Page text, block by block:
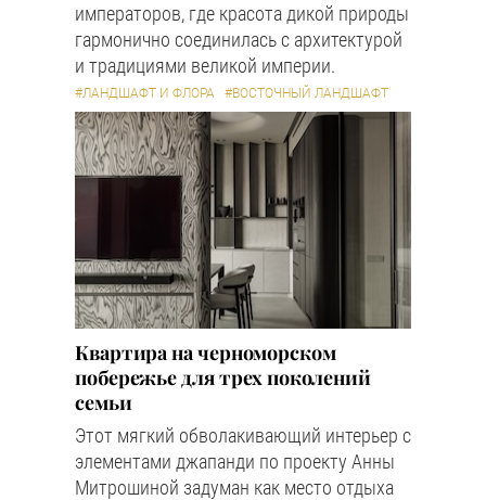
императоров, где красота дикой природы
гармонично соединилась с архитектурой
и традициями великой империи.
#ЛАНДШАФТ И ФЛОРА #ВОСТОЧНЫЙ ЛАНДШАФТ
Квартира на черноморском
побережье для трех поколений
семьи
Этот мягкий обволакивающий интерьер с
элементами джапанди по проекту Анны
Митрошиной задуман как место отдыха